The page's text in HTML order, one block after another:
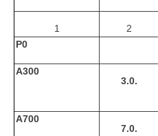
1 2
P0
A300
3.0.
A700
7.0.